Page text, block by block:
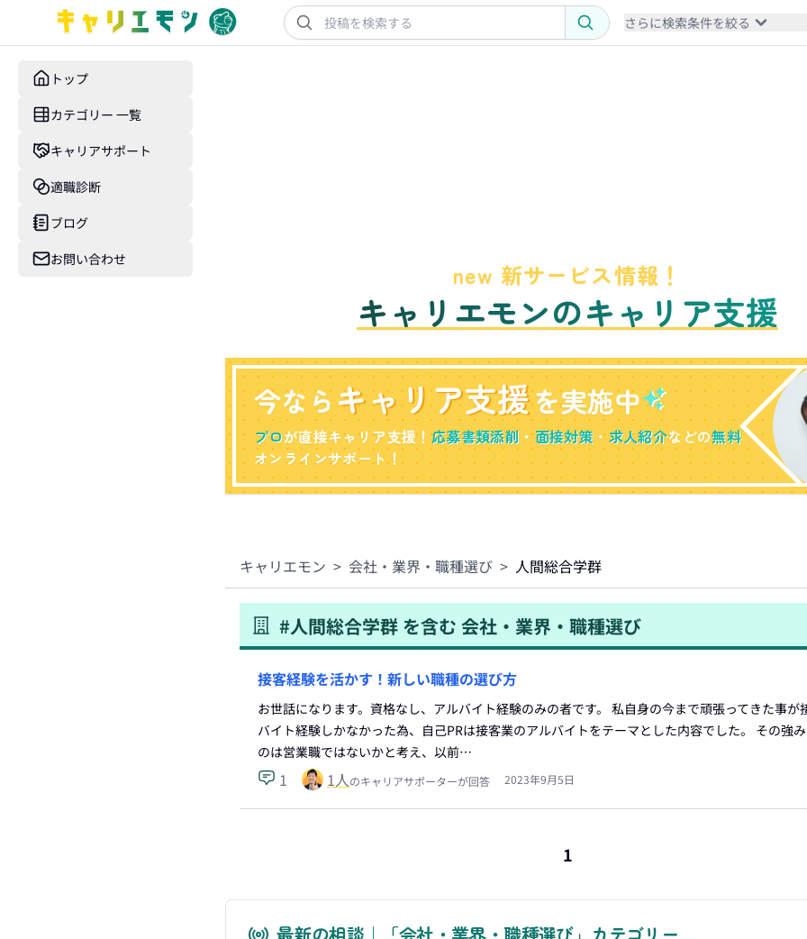
さらに検索条件を絞る
トップ
カテゴリー 一覧
キャリアサポート
適職診断
ブログ
お問い合わせ
new 新サービス情報！
キャリエモンのキャリア支援
今ならキャリア支援を実施中
プロが直接キャリア支援！応募書類添削 ・面接対策 ・求人紹介などの無料
オンラインサポート！
キャリエモン > 会社・業界・職種選び > 人間総合学群
#人間総合学群 を含む 会社・業界・職種選び
接客経験を活かす！新しい職種の選び方
お世話になります。資格なし、アルバイト経験のみの者です。 私自身の今まで頑張ってきた事が
バイト経験しかなかった為、自己PRは接客業のアルバイトをテーマとした内容でした。 その強
のは営業職ではないかと考え、以前…
1 1人のキャリアサポーターが回答 2023年9月5日
1